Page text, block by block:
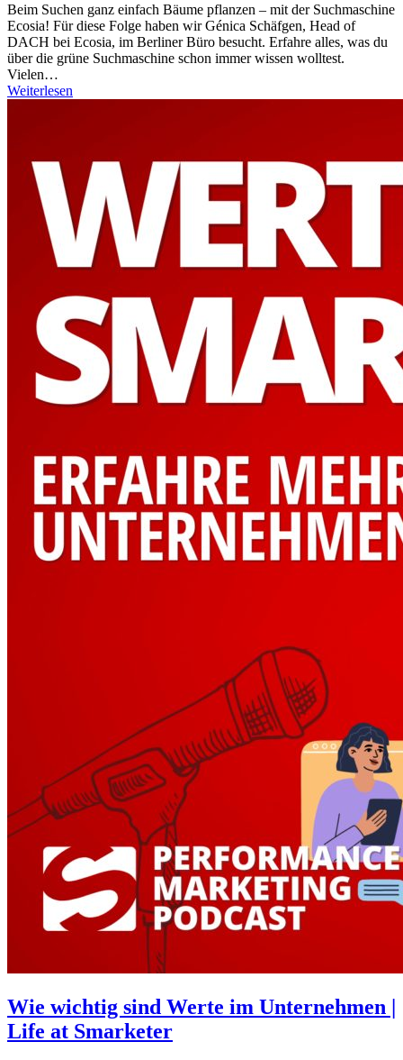
Beim Suchen ganz einfach Bäume pflanzen – mit der Suchmaschine
Ecosia! Für diese Folge haben wir Génica Schäfgen, Head of
DACH bei Ecosia, im Berliner Büro besucht. Erfahre alles, was du
über die grüne Suchmaschine schon immer wissen wolltest.
Vielen…
Weiterlesen
Wie wichtig sind Werte im Unternehmen |
Life at Smarketer